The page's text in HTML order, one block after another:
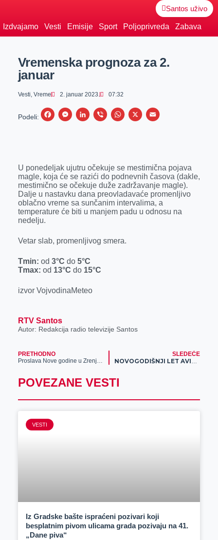
Santos uživo
Izdvajamo Vesti Emisije Sport Poljoprivreda Zabava
Vremenska prognoza za 2.
januar
Vesti, Vreme 2. januar 2023. 07:32
Podeli:
F
b
o
o
k
M
e
n
g
e
L
e
d
I
n
V
r
W
s
A
p
p
X
E
l
U ponedeljak ujutru očekuje se mestimična pojava
magle, koja će se razići do podnevnih časova (dakle,
mestimično se očekuje duže zadržavanje magle).
Dalje u nastavku dana preovladavaće promenljivo
oblačno vreme sa sunčanim intervalima, a
temperature će biti u manjem padu u odnosu na
nedelju.
Vetar slab, promenljivog smera.
Tmin: od 3°C do 5°C
Tmax: od 13°C do 15°C
izvor VojvodinaMeteo
RTV Santos
Autor: Redakcija radio televizije Santos
PRETHODNO
Proslava Nove godine u Zrenjaninu protekla mirno
SLEDEĆE
NOVOGODIŠNJI LET AVIATORA – PREUZMI PRAZNIČNU DOZU POKLON SPINOVA!
POVEZANE VESTI
VESTI
Iz Gradske bašte ispraćeni pozivari koji
besplatnim pivom ulicama grada pozivaju na 41.
„Dane piva“